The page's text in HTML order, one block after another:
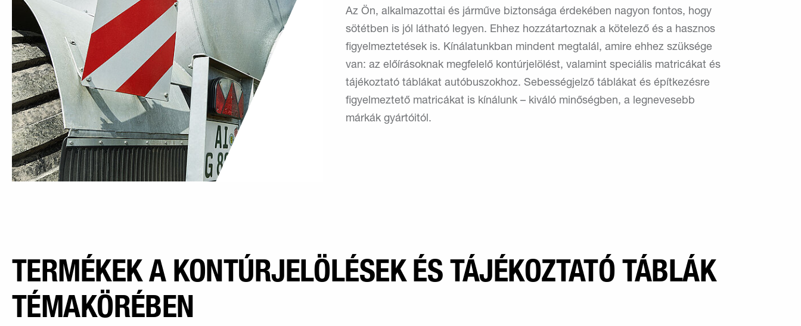
Az Ön, alkalmazottai és járműve biztonsága érdekében nagyon fontos, hogy
sötétben is jól látható legyen. Ehhez hozzátartoznak a kötelező és a hasznos
figyelmeztetések is. Kínálatunkban mindent megtalál, amire ehhez szüksége
van: az előírásoknak megfelelő kontúrjelölést, valamint speciális matricákat és
tájékoztató táblákat autóbuszokhoz. Sebességjelző táblákat és építkezésre
figyelmeztető matricákat is kínálunk – kiváló minőségben, a legnevesebb
márkák gyártóitól.
TERMÉKEK A KONTÚRJELÖLÉSEK ÉS TÁJÉKOZTATÓ TÁBLÁK
TÉMAKÖRÉBEN